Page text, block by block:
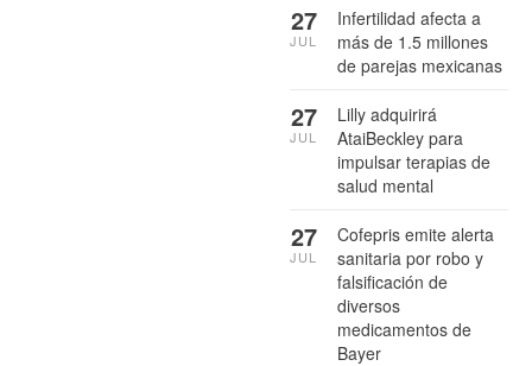
Infertilidad afecta a
más de 1.5 millones
de parejas mexicanas
27
JUL
Lilly adquirirá
AtaiBeckley para
impulsar terapias de
salud mental
27
JUL
Cofepris emite alerta
sanitaria por robo y
falsificación de
diversos
medicamentos de
Bayer
27
JUL